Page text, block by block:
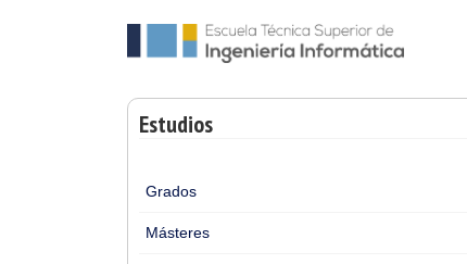
Estudios
Grados
Másteres